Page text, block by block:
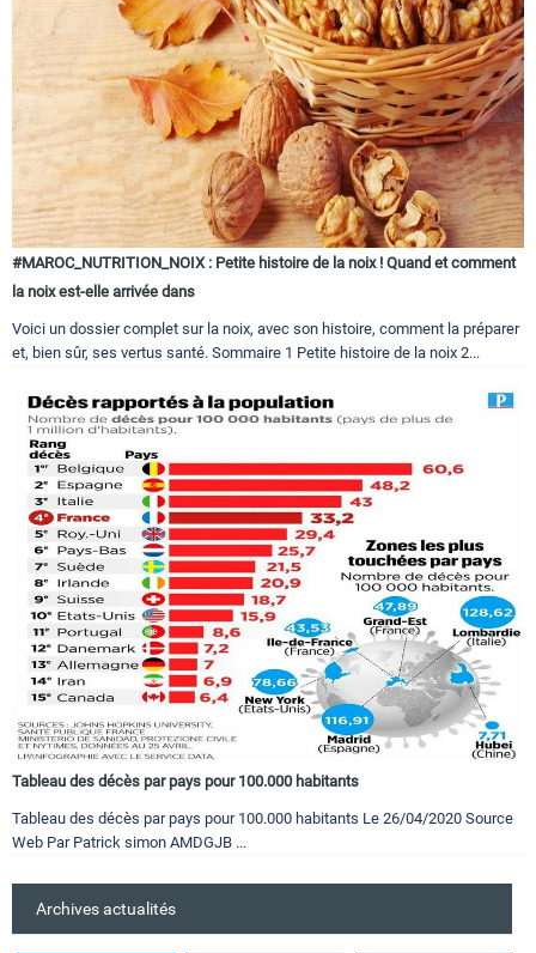
#MAROC_NUTRITION_NOIX : Petite histoire de la noix ! Quand et comment
la noix est-elle arrivée dans
Voici un dossier complet sur la noix, avec son histoire, comment la préparer
et, bien sûr, ses vertus santé. Sommaire 1 Petite histoire de la noix 2...
Tableau des décès par pays pour 100.000 habitants
Tableau des décès par pays pour 100.000 habitants Le 26/04/2020 Source
Web Par Patrick simon AMDGJB ...
Archives actualités